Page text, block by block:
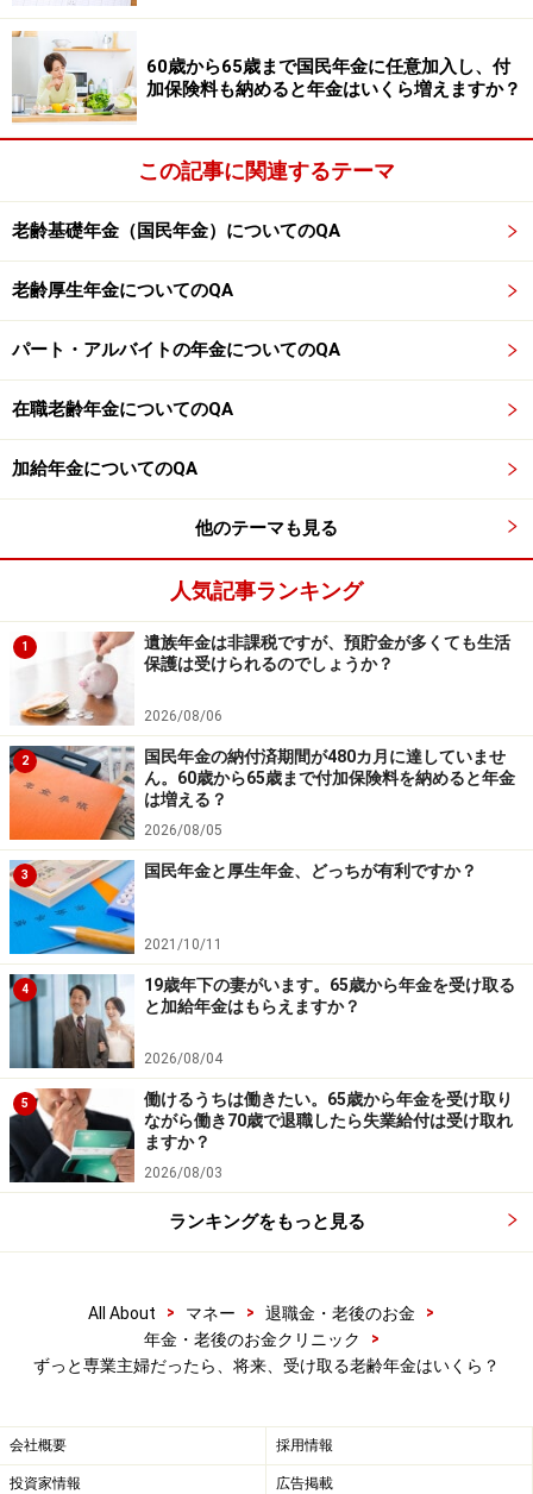
【編集部からのお知らせ】
・「家計」について、アンケート（2026/8/31まで）を実施
中です！
※抽選で20名にAmazonギフト券1000円分プレゼント
※謝礼付きの限定アンケートやモニター企画に参加が可能に
60歳から65歳まで国民年金に任意加入し、付
加保険料も納めると年金はいくら増えますか？
この記事に関連するテーマ
老齢基礎年金（国民年金）についてのQA
老齢厚生年金についてのQA
パート・アルバイトの年金についてのQA
在職老齢年金についてのQA
加給年金についてのQA
他のテーマも見る
人気記事ランキング
1
遺族年金は非課税ですが、預貯金が多くても生活
保護は受けられるのでしょうか？
2026/08/06
2
国民年金の納付済期間が480カ月に達していませ
ん。60歳から65歳まで付加保険料を納めると年金
は増える？
2026/08/05
3 国民年金と厚生年金、どっちが有利ですか？
2021/10/11
4
19歳年下の妻がいます。65歳から年金を受け取る
と加給年金はもらえますか？
2026/08/04
5
働けるうちは働きたい。65歳から年金を受け取り
ながら働き70歳で退職したら失業給付は受け取れ
ますか？
2026/08/03
ランキングをもっと見る
All About > マネー > 退職金・老後のお金
>
年金・老後のお金クリニック
>
ずっと専業主婦だったら、将来、受け取る老齢年金はいくら？
会社概要 採用情報
投資家情報 広告掲載